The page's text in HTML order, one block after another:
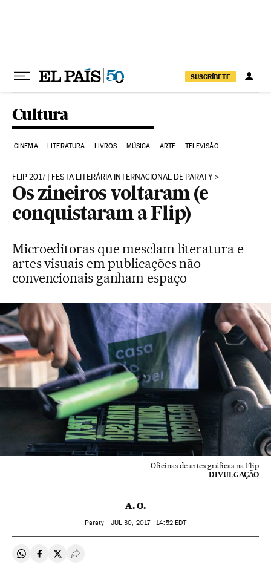
SUSCRÍBETE
Cultura
CINEMA LITERATURA LIVROS MÚSICA ARTE TELEVISÃO
FLIP 2017 | FESTA LITERÁRIA INTERNACIONAL DE PARATY
Os zineiros voltaram (e
conquistaram a Flip)
Microeditoras que mesclam literatura e
artes visuais em publicações não
convencionais ganham espaço
Oficinas de artes gráficas na Flip
DIVULGAÇÃO
A. O.
Paraty - JUL 30, 2017 - 14:52EDT
Compartir en Whatsapp
Compartir en Facebook
Compartir en Twitter
Desplegar Redes Sociales